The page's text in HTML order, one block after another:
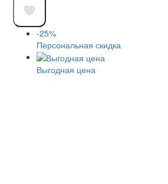
-25%
Персональная скидка
Выгодная цена